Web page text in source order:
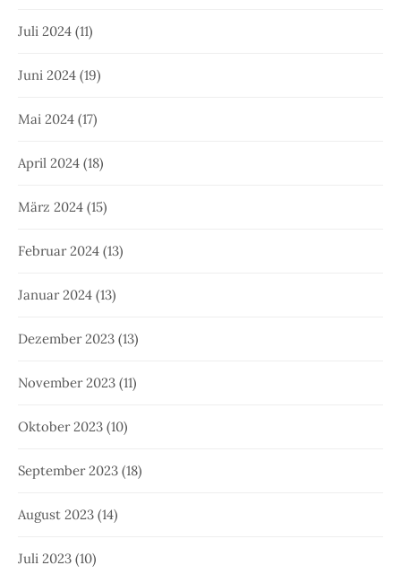
Juli 2024 (11)
Juni 2024 (19)
Mai 2024 (17)
April 2024 (18)
März 2024 (15)
Februar 2024 (13)
Januar 2024 (13)
Dezember 2023 (13)
November 2023 (11)
Oktober 2023 (10)
September 2023 (18)
August 2023 (14)
Juli 2023 (10)